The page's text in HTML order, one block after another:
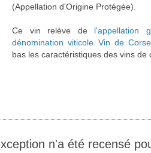
(Appellation d'Origine Protégée).
Ce vin relève de l'appellation
dénomination viticole Vin de
bas les caractéristiques des vins
n'a été recensé